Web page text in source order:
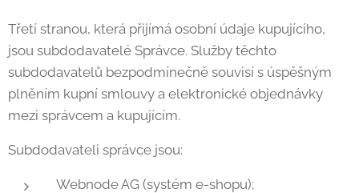
Třetí stranou, která přijímá osobní údaje kupujícího,
jsou subdodavatelé Správce. Služby těchto
subdodavatelů bezpodmínečně souvisí s úspěšným
plněním kupní smlouvy a elektronické objednávky
mezi správcem a kupujícím.
Subdodavateli správce jsou:
Webnode AG (systém e-shopu);